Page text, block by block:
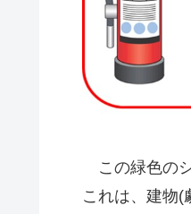
この緑色の
これは、建物(